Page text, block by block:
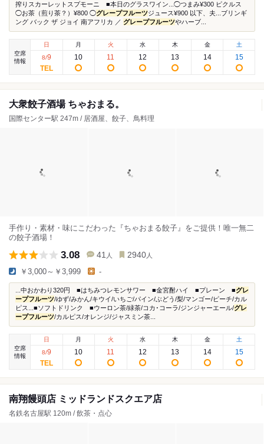
搾りスカーレットスプモーニ ■本日のグラスワイン...◯つまみ¥300 ピクルス
◯お茶（煎り茶？）¥800 ◯グレープフルーツジュース¥900 以下、夫...ブリンギ
ング バック ザ ジョイ 南アフリカ ／ グレープフルーツやハーブ...
空席
情報
日
8/9
月
10
火
11
水
12
木
13
金
14
土
15
大衆餃子酒場 ちゃおまる。
国際センター駅 247m / 居酒屋、餃子、鳥料理
手作り・素材・味にこだわった『ちゃおまる餃子』をご提供！唯一無二
の餃子酒場！
3.08 41 人 2940 人
￥3,000～￥3,999 -
...中おかわり320円 ■はちみつレモンサワー ■金宮酎ハイ ■プレーン ■グレ
ープフルーツ/ゆず/みかん/キウイ/いちご/パイン/ぶどう/梨/マンゴー/ピーチ/カル
ピス...■ソフトドリンク ■ウーロン茶/緑茶/コカ･コーラ/ジンジャーエール/グレ
ープフルーツ/カルピス/オレンジ/ジャスミン茶...
空席
情報
日
8/9
月
10
火
11
水
12
木
13
金
14
土
15
南翔饅頭店 ミッドランドスクエア店
名鉄名古屋駅 120m / 飲茶・点心